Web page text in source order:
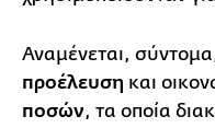
Αναμένεται,
προέλευση και
ποσών, τα οποία